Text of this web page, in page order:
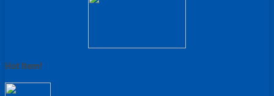
Hot Item!